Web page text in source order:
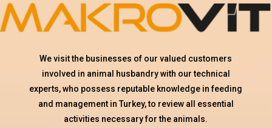
We visit the businesses of our valued customers
involved in animal husbandry with our technical
experts, who possess reputable knowledge in feeding
and management in Turkey, to review all essential
activities necessary for the animals.